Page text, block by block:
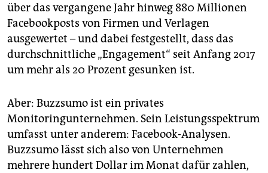
über das vergangene Jahr hinweg 880 Millionen
Face­bookposts von Firmen und Verlagen
ausgewertet – und dabei festgestellt, dass das
durchschnittliche „Engagement“ seit Anfang 2017
um mehr als 20 Prozent gesunken ist.
Aber: Buzzsumo ist ein privates
Monitoringunternehmen. Sein Leistungsspektrum
umfasst unter anderem: Facebook-Analysen.
Buzzsumo lässt sich also von Unternehmen
mehrere hundert Dollar im Monat dafür zahlen,